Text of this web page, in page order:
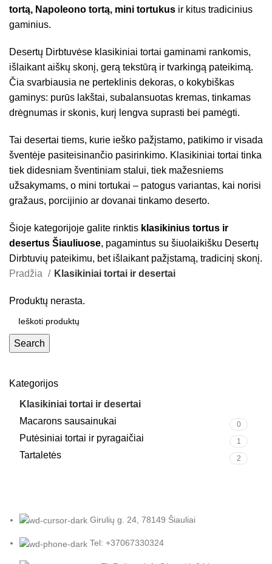
Kategorijos
Klasikiniai tortai ir desertai
Macarons sausainukai 0
Putėsiniai tortai ir pyragaičiai 1
Tartaletės 2
tortą, Napoleono tortą, mini tortukus ir kitus tradicinius
gaminius.
Desertų Dirbtuvėse klasikiniai tortai gaminami rankomis,
išlaikant aiškų skonį, gerą tekstūrą ir tvarkingą pateikimą.
Čia svarbiausia ne perteklinis dekoras, o kokybiškas
gaminys: purūs lakštai, subalansuotas kremas, tinkamas
drėgnumas ir skonis, kurį lengva suprasti bei pamėgti.
Tai desertai tiems, kurie ieško pažįstamo, patikimo ir visada
šventėje pasiteisinančio pasirinkimo. Klasikiniai tortai tinka
tiek didesniam šventiniam stalui, tiek mažesniems
užsakymams, o mini tortukai – patogus variantas, kai norisi
gražaus, porcijinio ar dovanai tinkamo deserto.
Šioje kategorijoje galite rinktis klasikinius tortus ir
desertus Šiauliuose, pagamintus su šiuolaikišku Desertų
Dirbtuvių pateikimu, bet išlaikant pažįstamą, tradicinį skonį.
Pradžia
Klasikiniai tortai ir desertai
Produktų nerasta.
Search
Girulių g. 24, 78149 Šiauliai
Tel: +37067330324